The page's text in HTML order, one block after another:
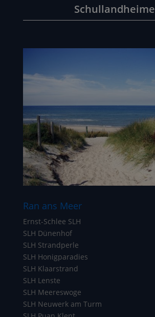
Schullandheime
Ran ans Meer
Ernst-Schlee SLH
SLH Dünenhof
SLH Strandperle
SLH Honigparadies
SLH Klaarstrand
SLH Lenste
SLH Meereswoge
SLH Neuwerk am Turm